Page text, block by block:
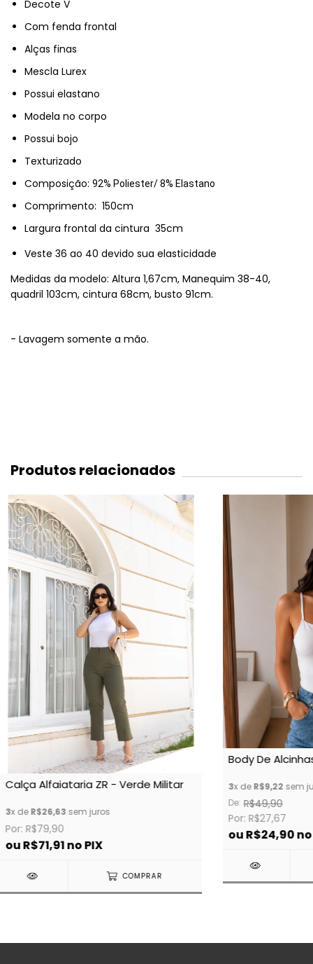
Decote V
Com fenda frontal
Alças finas
Mescla Lurex
Possui elastano
Modela no corpo
Possui bojo
Texturizado
Composição: 92% Poliester/ 8% Elastano
Comprimento: 150cm
Largura frontal da cintura 35cm
Veste 36 ao 40 devido sua elasticidade
Medidas da modelo: Altura 1,67cm, Manequim 38-40,
quadril 103cm, cintura 68cm, busto 91cm.
- Lavagem somente a mão.
Produtos relacionados
Calça Alfaiataria ZR - Verde Militar
3x deR$26,63 sem juros
Por: R$79,90
ouR$71,91no PIX
COMPRAR
Body De
3x deR$9,22 sem
De: R$49,90
Por: R$27,67
ouR$24,90no